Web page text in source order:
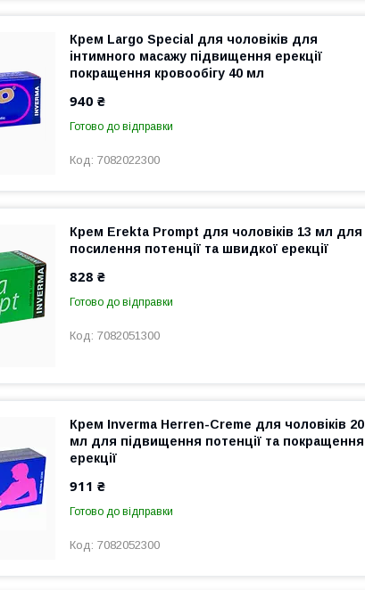
Крем Largo Special для чоловіків для
інтимного масажу підвищення ерекції
покращення кровообігу 40 мл
940 ₴
Готово до відправки
7082022300
Крем Erekta Prompt для чоловіків 13 мл для
посилення потенції та швидкої ерекції
828 ₴
Готово до відправки
7082051300
Крем Inverma Herren-Creme для чоловіків 20
мл для підвищення потенції та покращення
ерекції
911 ₴
Готово до відправки
7082052300